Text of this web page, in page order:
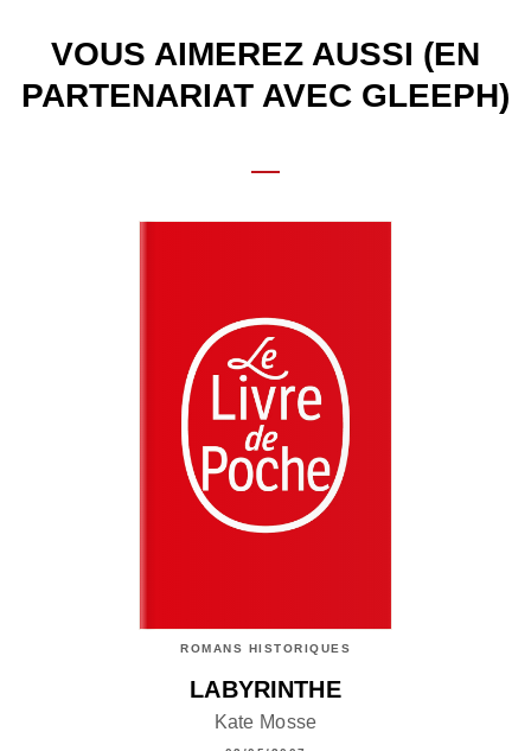
VOUS AIMEREZ AUSSI (EN
PARTENARIAT AVEC GLEEPH)
ROMANS HISTORIQUES
LABYRINTHE
Kate Mosse